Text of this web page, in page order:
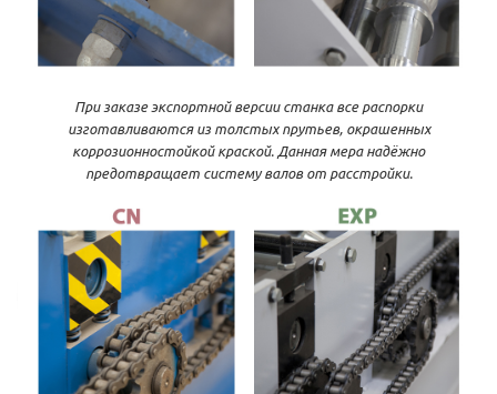
При заказе экспортной версии станка все распорки
изготавливаются из толстых прутьев, окрашенных
коррозионностойкой краской. Данная мера надёжно
предотвращает систему валов от расстройки.